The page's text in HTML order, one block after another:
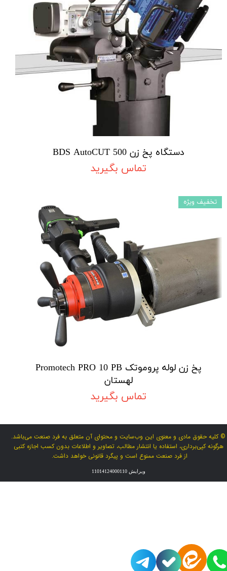
دستگاه پخ زن BDS AutoCUT 500
تماس بگیرید
پخ زن لوله پروموتک Promotech PRO 10 PB
لهستان
تماس بگیرید
تخفیف ویژه
© کلیه حقوق مادی و معنوی این وب‌سایت و محتوای آن متعلق به فرد صنعت می‌باشد.
هرگونه کپی‌برداری، استفاده یا انتشار مطالب، تصاویر و اطلاعات بدون کسب اجازه کتبی
از فرد صنعت ممنوع است و پیگرد قانونی خواهد داشت.
ویرایش 11014124000110